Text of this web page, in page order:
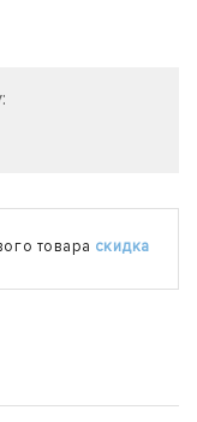
товара скидка